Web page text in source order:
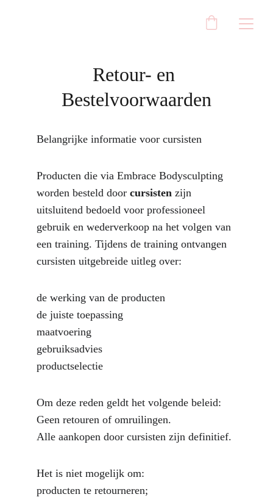
Retour- en
Bestelvoorwaarden
Belangrijke informatie voor cursisten
Producten die via Embrace Bodysculpting
worden besteld door cursisten zijn
uitsluitend bedoeld voor professioneel
gebruik en wederverkoop na het volgen van
een training. Tijdens de training ontvangen
cursisten uitgebreide uitleg over:
de werking van de producten
de juiste toepassing
maatvoering
gebruiksadvies
productselectie
Om deze reden geldt het volgende beleid:
Geen retouren of omruilingen.
Alle aankopen door cursisten zijn definitief.
Het is niet mogelijk om:
producten te retourneren;